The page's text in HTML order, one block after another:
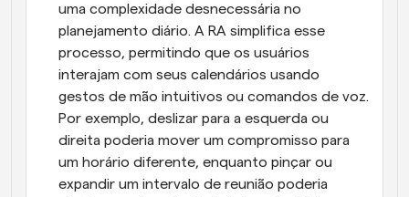
uma complexidade desnecessária no
planejamento diário. A RA simplifica esse
processo, permitindo que os usuários
interajam com seus calendários usando
gestos de mão intuitivos ou comandos de voz.
Por exemplo, deslizar para a esquerda ou
direita poderia mover um compromisso para
um horário diferente, enquanto pinçar ou
expandir um intervalo de reunião poderia